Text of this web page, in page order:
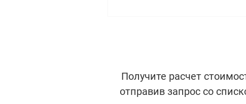
Получите расчет
отправив запрос со